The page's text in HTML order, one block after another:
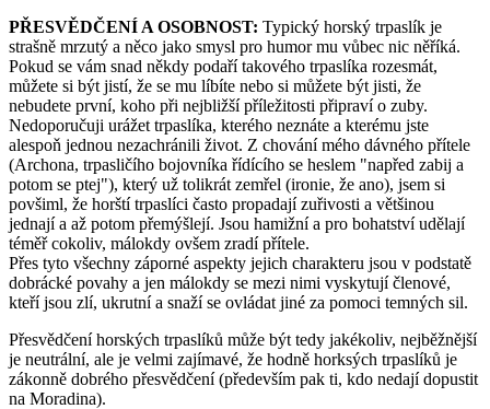
PŘESVĚDČENÍ A OSOBNOST: Typický horský trpaslík je
strašně mrzutý a něco jako smysl pro humor mu vůbec nic něříká.
Pokud se vám snad někdy podaří takového trpaslíka rozesmát,
můžete si být jistí, že se mu líbíte nebo si můžete být jisti, že
nebudete první, koho při nejbližší příležitosti připraví o zuby.
Nedoporučuji urážet trpaslíka, kterého neznáte a kterému jste
alespoň jednou nezachránili život. Z chování mého dávného přítele
(Archona, trpasličího bojovníka řídícího se heslem "napřed zabij a
potom se ptej"), který už tolikrát zemřel (ironie, že ano), jsem si
povšiml, že horští trpaslíci často propadají zuřivosti a většinou
jednají a až potom přemýšlejí. Jsou hamižní a pro bohatství udělají
téměř cokoliv, málokdy ovšem zradí přítele.
Přes tyto všechny záporné aspekty jejich charakteru jsou v podstatě
dobrácké povahy a jen málokdy se mezi nimi vyskytují členové,
kteří jsou zlí, ukrutní a snaží se ovládat jiné za pomoci temných sil.
Přesvědčení horských trpaslíků může být tedy jakékoliv, nejběžnější
je neutrální, ale je velmi zajímavé, že hodně horksých trpaslíků je
zákonně dobrého přesvědčení (především pak ti, kdo nedají dopustit
na Moradina).